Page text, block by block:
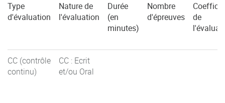
Type
d'évaluation
Nature de
l'évaluation
Durée
(en
minutes)
Nombre
d'épreuves
de
CC (contrôle
continu)
CC : Ecrit
et/ou Oral